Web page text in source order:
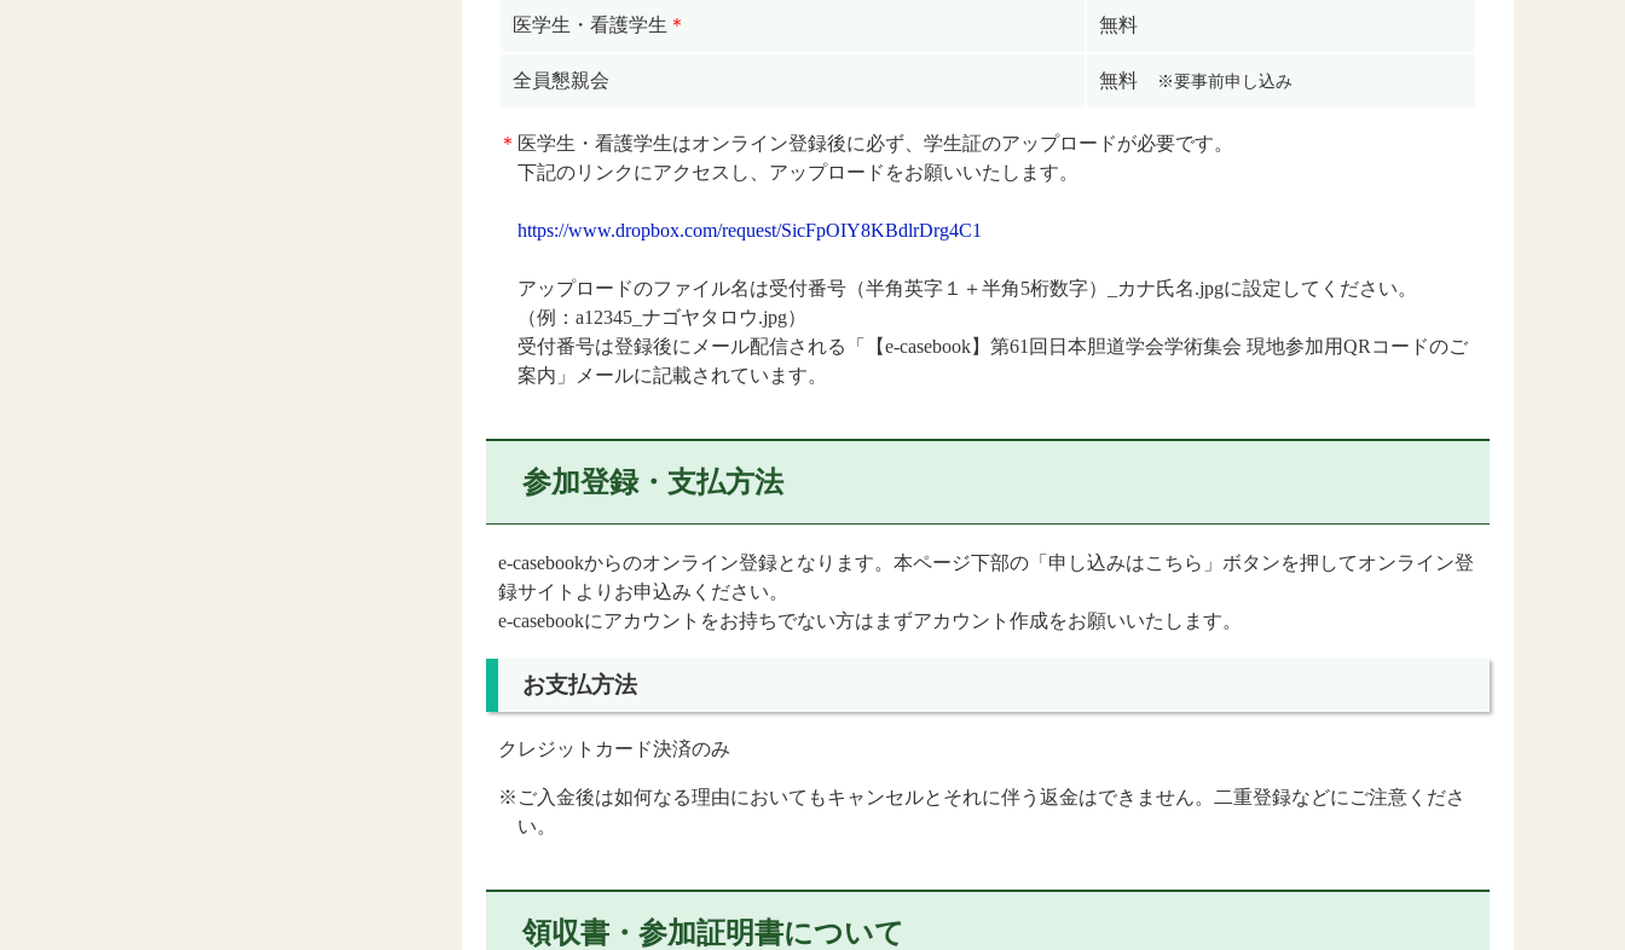
医学生・看護学生 ＊ 無料
全員懇親会 無料 ※要事前申し込み
＊ 医学生・看護学生はオンライン登録後に必ず、学生証のアップロードが必要です。
下記のリンクにアクセスし、アップロードをお願いいたします。
https://www.dropbox.com/request/SicFpOIY8KBdlrDrg4C1
アップロードのファイル名は受付番号（半角英字１＋半角5桁数字）_カナ氏名.jpgに設定してください。
（例：a12345_ナゴヤタロウ.jpg）
受付番号は登録後にメール配信される「【e-casebook】第61回日本胆道学会学術集会 現地参加用QRコードのご
案内」メールに記載されています。
参加登録・支払方法
e-casebookからのオンライン登録となります。本ページ下部の「申し込みはこちら」ボタンを押してオンライン登
録サイトよりお申込みください。
e-casebookにアカウントをお持ちでない方はまずアカウント作成をお願いいたします。
お支払方法
クレジットカード決済のみ
※ご入金後は如何なる理由においてもキャンセルとそれに伴う返金はできません。二重登録などにご注意くださ
い。
領収書・参加証明書について